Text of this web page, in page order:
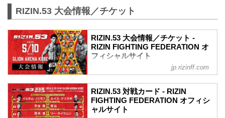
RIZIN.53 大会情報／チケット
RIZIN.53 大会情報／チケット -
RIZIN FIGHTING FEDERATION オ
フィシャルサイト
【Trailer】RIZIN.53 | イルホム・ノジモフ
vs. ルイス・グスタボ
youtu.be
jp.rizinff.com
RIZIN.53 対戦カード - RIZIN
FIGHTING FEDERATION オフィシ
ャルサイト